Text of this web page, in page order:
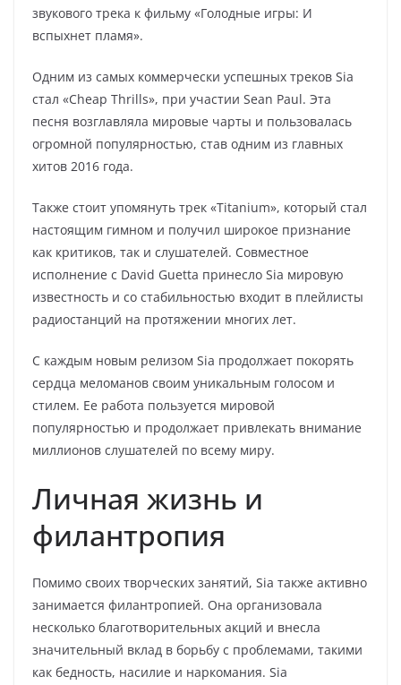
звукового трека к фильму «Голодные игры: И
вспыхнет пламя».
Одним из самых коммерчески успешных треков Sia
стал «Cheap Thrills», при участии Sean Paul. Эта
песня возглавляла мировые чарты и пользовалась
огромной популярностью, став одним из главных
хитов 2016 года.
Также стоит упомянуть трек «Titanium», который стал
настоящим гимном и получил широкое признание
как критиков, так и слушателей. Совместное
исполнение с David Guetta принесло Sia мировую
известность и со стабильностью входит в плейлисты
радиостанций на протяжении многих лет.
С каждым новым релизом Sia продолжает покорять
сердца меломанов своим уникальным голосом и
стилем. Ее работа пользуется мировой
популярностью и продолжает привлекать внимание
миллионов слушателей по всему миру.
Личная жизнь и
филантропия
Помимо своих творческих занятий, Sia также активно
занимается филантропией. Она организовала
несколько благотворительных акций и внесла
значительный вклад в борьбу с проблемами, такими
как бедность, насилие и наркомания. Sia